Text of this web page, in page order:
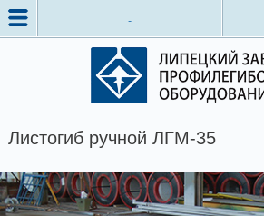
Листогиб ручной ЛГМ-35